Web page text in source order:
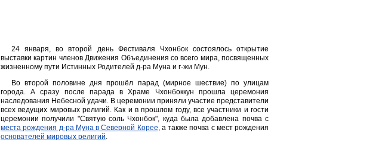
24 января, во второй день Фестиваля Чхонбок состоялось открытие
выставки картин членов Движения Объединения со всего мира, посвященных
жизненному пути Истинных Родителей д-ра Муна и г-жи Мун.
Во второй половине дня прошёл парад (мирное шествие) по улицам
города. А сразу после парада в Храме Чхонбоккун прошла церемония
наследования Небесной удачи. В церемонии приняли участие представители
всех ведущих мировых религий. Как и в прошлом году, все участники и гости
церемонии получили "Святую соль Чхонбок", куда была добавлена почва с
места рождения д-ра Муна в Северной Корее, а также почва с мест рождения
основателей мировых религий.